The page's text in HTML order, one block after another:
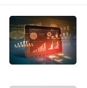
制造业实